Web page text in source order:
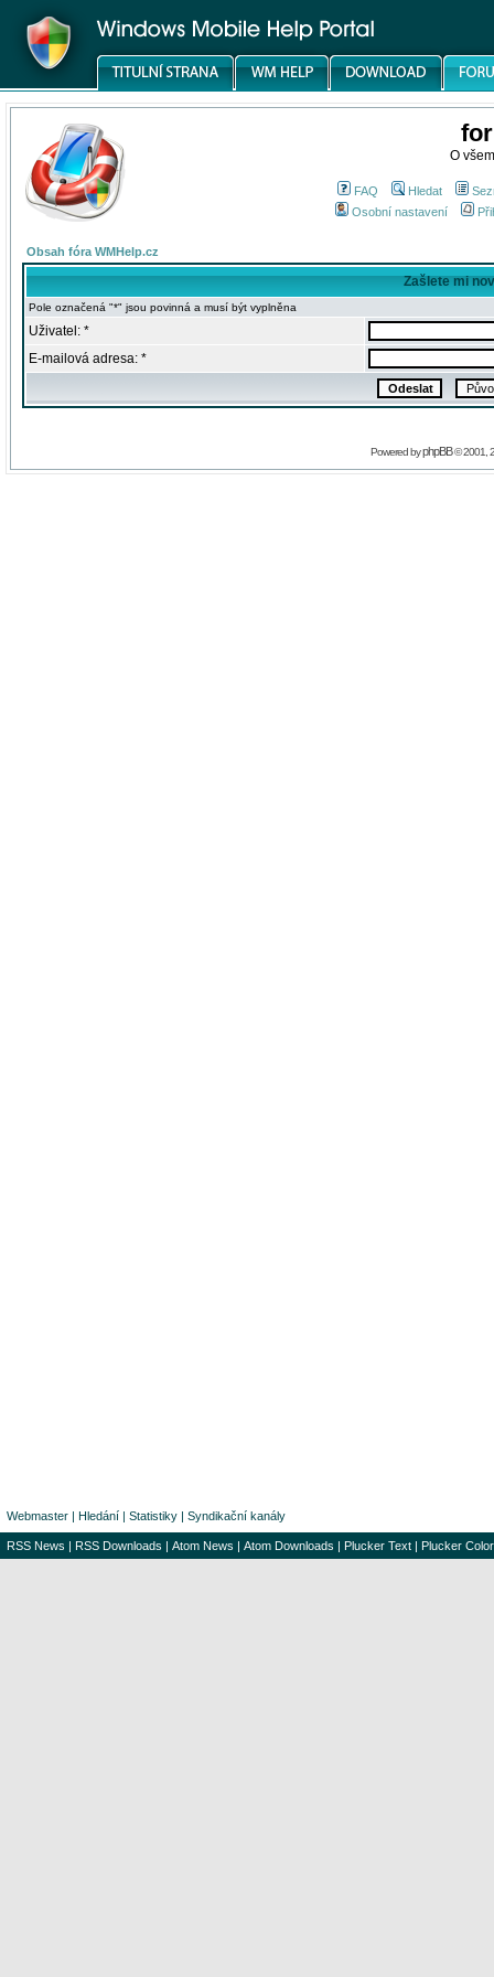
O
FAQ Hledat
Osobní nastavení
Obsah fóra WMHelp.cz
Zašlete mi
Pole označená "*" jsou povinná a musí být vyplněna
Uživatel: *
E-mailová adresa: *
Powered byphpBB© 2001,
Webmaster | Hledání | Statistiky | Syndikační kanály
RSS News | RSS Downloads | Atom News | Atom Downloads | Plucker Text | Plucker Color